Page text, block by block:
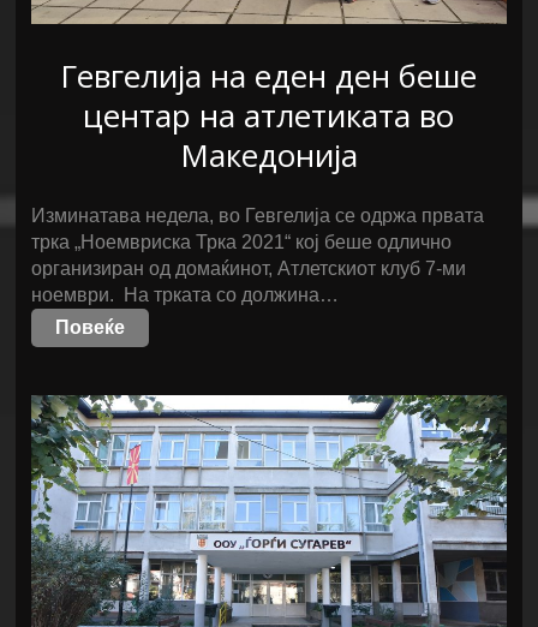
Гевгелија на еден ден беше
центар на атлетиката во
Македонија
Изминатава недела, во Гевгелија се одржа првата
трка „Ноемвриска Трка 2021“ кој беше одлично
организиран од домаќинот, Атлетскиот клуб 7-ми
ноември. На трката со должина…
Повеќе